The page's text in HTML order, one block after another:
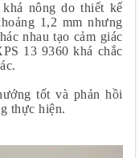
nông do thiết kế
1,2 mm nhưng
nhau tạo cảm giác
13 9360 khá chắc
tốt và phản hồi
thực hiện.